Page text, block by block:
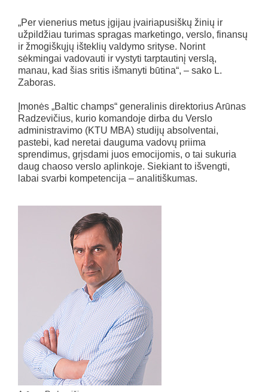
„Per vienerius metus įgijau įvairiapusiškų žinių ir
užpildžiau turimas spragas marketingo, verslo, finansų
ir žmogiškųjų išteklių valdymo srityse. Norint
sėkmingai vadovauti ir vystyti tarptautinį verslą,
manau, kad šias sritis išmanyti būtina“, – sako L.
Zaboras.
Įmonės „Baltic champs“ generalinis direktorius Arūnas
Radzevičius, kurio komandoje dirba du Verslo
administravimo (KTU MBA) studijų absolventai,
pastebi, kad neretai dauguma vadovų priima
sprendimus, grįsdami juos emocijomis, o tai sukuria
daug chaoso verslo aplinkoje. Siekiant to išvengti,
labai svarbi kompetencija – analitiškumas.